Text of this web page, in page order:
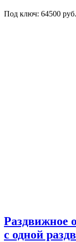
Под ключ: 64500 руб.
Раздвижное
с одной